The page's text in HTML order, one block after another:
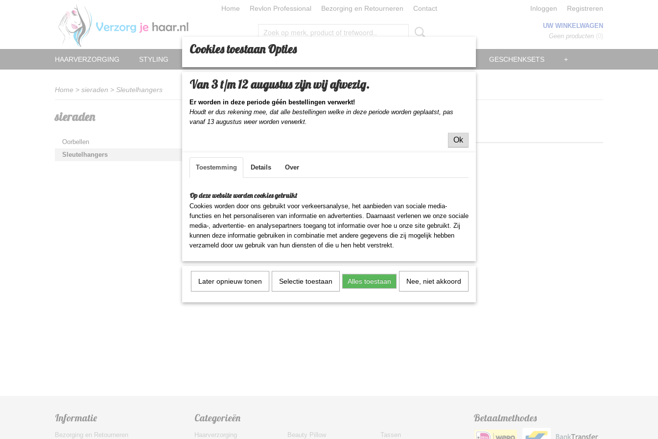
Home Revlon Professional Bezorging en Retourneren Contact Inloggen Registreren
UW WINKELWAGEN
Geen producten (0)
HAARVERZORGING STYLING GESCHENKSETS +
Home > sieraden > Sleutelhangers
sieraden
Oorbellen
Sleutelhangers
Sorteer op:
Slaap Pluche Baby Pop
Sleutelhanger Pluizig
Slaap Pluche Baby Pop Sleutelhanger Pluizig
Informatie
Bezorging en Retourneren
Categorieën
Haarverzorging Beauty Pillow Tassen
Betaalmethodes
Cookies toestaan Opties
Van 3 t/m 12 augustus zijn wij afwezig.
Er worden in deze periode géén bestellingen verwerkt!
Houdt er dus rekening mee, dat alle bestellingen welke in deze periode worden geplaatst, pas
vanaf 13 augustus weer worden verwerkt.
Ok
Toestemming Details Over
Op deze website worden cookies gebruikt
Cookies worden door ons gebruikt voor verkeersanalyse, het aanbieden van sociale media-
functies en het personaliseren van informatie en advertenties. Daarnaast verlenen we onze sociale
media-, advertentie- en analysepartners toegang tot informatie over hoe u onze site gebruikt. Zij
kunnen deze informatie gebruiken in combinatie met andere gegevens die zij mogelijk hebben
verzameld door uw gebruik van hun diensten of die u hen hebt verstrekt.
Later opnieuw tonen Selectie toestaan Alles toestaan Nee, niet akkoord